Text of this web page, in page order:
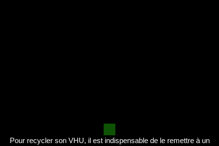
Pour recycler son VHU, il est indispensable de le remettre à un